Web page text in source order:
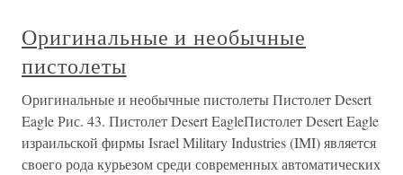
Оригинальные и необычные
пистолеты
Оригинальные и необычные пистолеты Пистолет Desert
Eagle Рис. 43. Пистолет Desert EagleПистолет Desert Eagle
израильской фирмы Israel Military Industries (IMI) является
своего рода курьезом среди современных автоматических